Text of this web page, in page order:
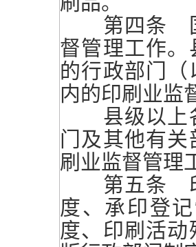
第四条 国
督管理工作
的行政部门
内的印刷业监
县级以上各
门及其他有
刷业监督管理
第五条 印
度、承印登
度、印刷活